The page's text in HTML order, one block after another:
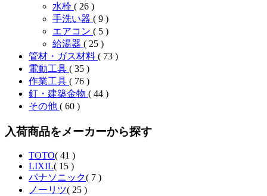
水栓 ( 26 )
手洗い器 ( 9 )
エアコン ( 5 )
給湯器 ( 25 )
管材・ガス材料 ( 73 )
電動工具 ( 35 )
作業工具 ( 76 )
釘・建築金物 ( 44 )
その他 ( 60 )
入荷商品をメーカーから探す
TOTO( 41 )
LIXIL( 15 )
パナソニック( 7 )
ノーリツ( 25 )